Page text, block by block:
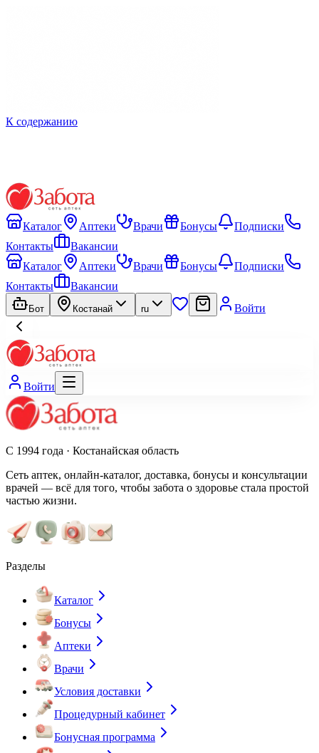
К содержанию
Каталог Аптеки Врачи Бонусы
Подписки
Контакты
Вакансии
Каталог
Аптеки Врачи Бонусы
Подписки
Контакты
Вакансии
Бот Костанай ru Войти
Войти
С 1994 года · Костанайская область
Сеть аптек, онлайн-каталог, доставка, бонусы и консультации
врачей — всё для того, чтобы забота о здоровье стала простой
частью жизни.
Разделы
Каталог
Бонусы
Аптеки
Врачи
Условия доставки
Процедурный кабинет
Бонусная программа